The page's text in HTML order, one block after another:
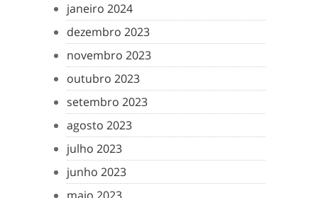
janeiro 2024
dezembro 2023
novembro 2023
outubro 2023
setembro 2023
agosto 2023
julho 2023
junho 2023